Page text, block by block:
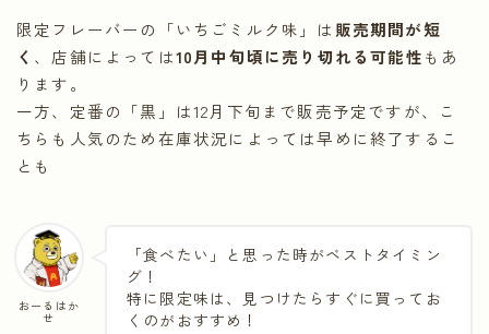
限定フレーバーの「いちごミルク味」は 販売期間が短
く 、店舗によっては10月中旬頃に売り切れる可能性もあ
ります。
一方、定番の「黒」は12月下旬まで販売予定ですが、こ
ちらも人気のため在庫状況によっては早めに終了するこ
とも
おーるはか
せ
「食べたい」と思った時がベストタイミン
グ！
特に限定味は、見つけたらすぐに買ってお
くのがおすすめ！